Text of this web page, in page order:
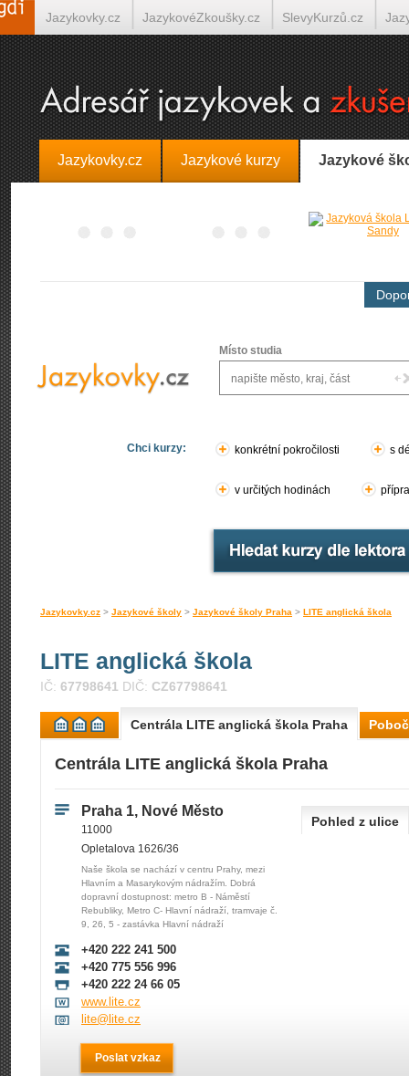
Jazykovky.cz Jazykové kurzy Jazykové
Místo studia
Chci kurzy: konkrétní pokročilosti s
v určitých hodinách
Jazykovky.cz > Jazykové školy > Jazykové školy Praha > LITE anglická škola
LITE anglická škola
IČ: 67798641 DIČ: CZ67798641
Centrála LITE anglická škola Praha
Centrála LITE anglická škola Praha
Praha 1, Nové Město
11000
Opletalova 1626/36
Naše škola se nachází v centru Prahy, mezi
Hlavním a Masarykovým nádražím. Dobrá
dopravní dostupnost: metro B - Náměstí
Rebubliky, Metro C- Hlavní nádraží, tramvaje č.
9, 26, 5 - zastávka Hlavní nádraží
+420 222 241 500
+420 775 556 996
+420 222 24 66 05
www.lite.cz
lite@lite.cz
Poslat vzkaz
Pohled z ulice
Jazykovky.cz JazykovéZkoušky.cz SlevyKurzů.cz
Španělština on-line Italština on-line Tlumočení-